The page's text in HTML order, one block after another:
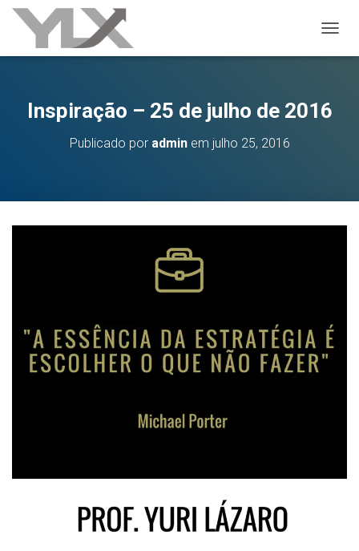
Inspiração – 25 de julho de 2016
Publicado por adminem julho 25, 2016